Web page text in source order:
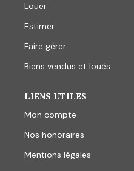
Louer
Estimer
Faire gérer
Biens vendus et loués
LIENS UTILES
Mon compte
Nos honoraires
Mentions légales